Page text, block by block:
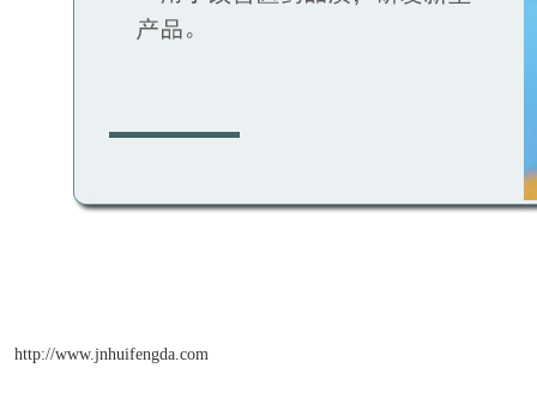
http://www.jnhuifengda.com